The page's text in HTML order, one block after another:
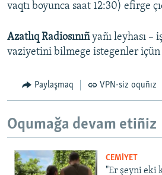
vaqtı boyunca saat 12:30) efirge
Azatlıq Radiosınıñyañı leyhası –
vaziyetini bilmege istegenler içün
Paylaşmaq VPN-siz oquñız
Oqumağa devam etiñiz
CEMİYET
"Er şeyni eki